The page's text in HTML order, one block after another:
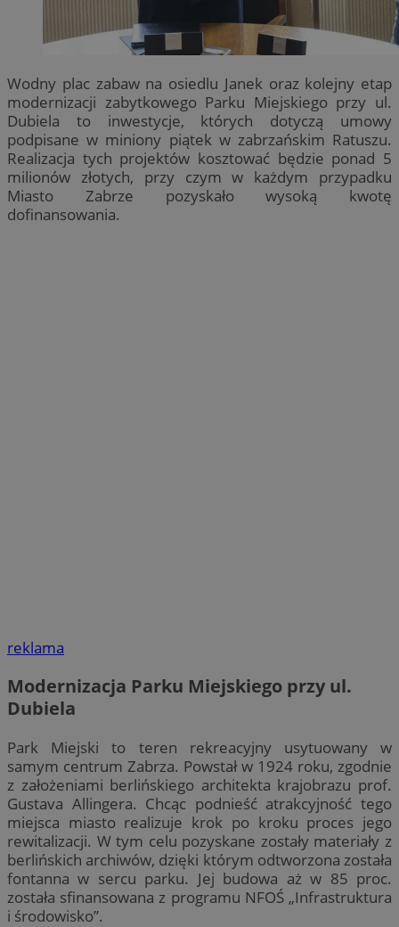
Wodny plac zabaw na osiedlu Janek oraz kolejny etap
modernizacji zabytkowego Parku Miejskiego przy ul.
Dubiela to inwestycje, których dotyczą umowy
podpisane w miniony piątek w zabrzańskim Ratuszu.
Realizacja tych projektów kosztować będzie ponad 5
milionów złotych, przy czym w każdym przypadku
Miasto Zabrze pozyskało wysoką kwotę
dofinansowania.
reklama
Modernizacja Parku Miejskiego przy ul.
Dubiela
Park Miejski to teren rekreacyjny usytuowany w
samym centrum Zabrza. Powstał w 1924 roku, zgodnie
z założeniami berlińskiego architekta krajobrazu prof.
Gustava Allingera. Chcąc podnieść atrakcyjność tego
miejsca miasto realizuje krok po kroku proces jego
rewitalizacji. W tym celu pozyskane zostały materiały z
berlińskich archiwów, dzięki którym odtworzona została
fontanna w sercu parku. Jej budowa aż w 85 proc.
została sfinansowana z programu NFOŚ „Infrastruktura
i środowisko”.